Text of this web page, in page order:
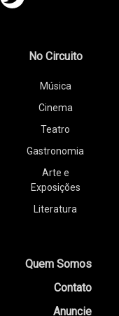
No Circuito
Música
Cinema
Teatro
Gastronomia
Arte e
Exposições
Literatura
Quem Somos
Contato
Anuncie